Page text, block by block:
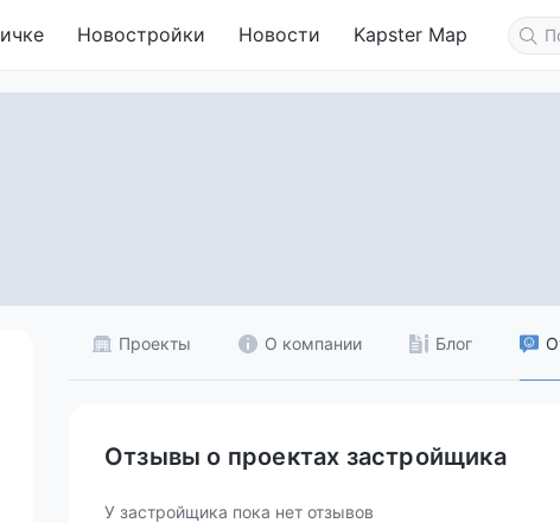
Новостройки Новости Kapster Map
Проекты О компании Блог
Отзывы о проектах застройщика
У застройщика пока нет отзывов